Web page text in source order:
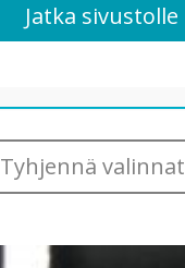
Tyhjennä valinnat
Jatka sivustolle